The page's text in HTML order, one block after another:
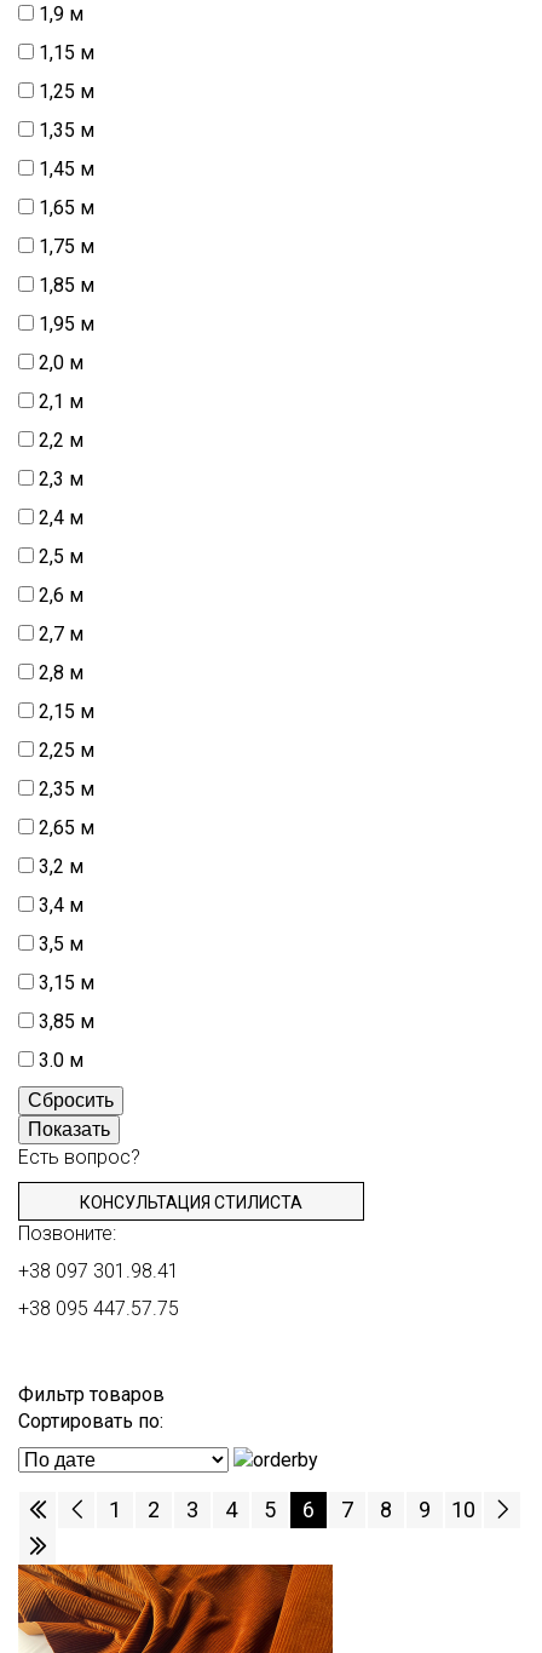
1,9 м
1,15 м
1,25 м
1,35 м
1,45 м
1,65 м
1,75 м
1,85 м
1,95 м
2,0 м
2,1 м
2,2 м
2,3 м
2,4 м
2,5 м
2,6 м
2,7 м
2,8 м
2,15 м
2,25 м
2,35 м
2,65 м
3,2 м
3,4 м
3,5 м
3,15 м
3,85 м
3.0 м
Сбросить
Показать
Есть вопрос?
КОНСУЛЬТАЦИЯ СТИЛИСТА
Позвоните:
+38 097 301.98.41
+38 095 447.57.75
Фильтр товаров
Сортировать по:
1 2 3 4 5 6 7 8 9 10